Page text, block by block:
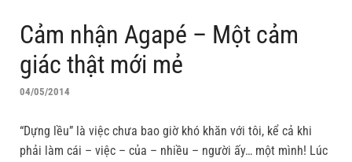
Cảm nhận Agapé – Một cảm
giác thật mới mẻ
04/05/2014
“Dựng lều” là việc chưa bao giờ khó khăn với tôi, kể cả khi
phải làm cái – việc – của – nhiều – người ấy… một mình! Lúc